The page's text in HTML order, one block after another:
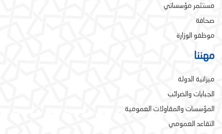
مستثمر مؤسساتي
صحافة
موظفو الوزارة
مهننا
ميزانية الدولة
الجبايات والضرائب
المؤسسات والمقاولات العمومية
التقاعد العمومي